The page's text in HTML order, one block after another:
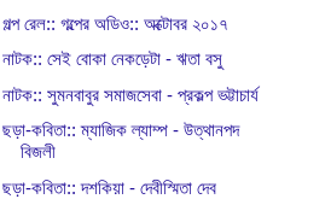
গল্প রেল:: গল্পের অডিও:: অক্টোবর ২০১৭
নাটক:: সেই বোকা নেকড়েটা - ঋতা বসু
নাটক:: সুমনবাবুর সমাজসেবা - প্রকল্প ভট্টাচার্য
ছড়া-কবিতা:: ম্যাজিক ল্যাম্প - উত্থানপদ
বিজলী
ছড়া-কবিতা:: দশকিয়া - দেবীস্মিতা দেব